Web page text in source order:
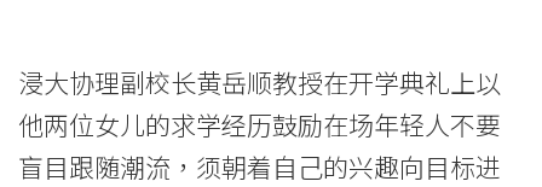
消
息
浸大协理副校长黄岳顺教授在开学典礼上以
他两位女儿的求学经历鼓励在场年轻人不要
盲目跟随潮流，须朝着自己的兴趣向目标进